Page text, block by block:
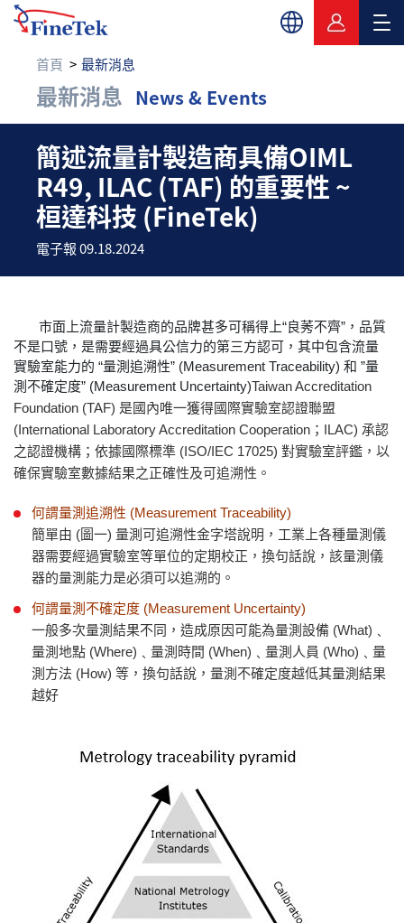
首頁 最新消息
最新消息 News & Events
簡述流量計製造商具
簡述流量計製造商具備OIML
R49, ILAC (TAF) 的重要性 ~
桓達科技 (FineTek)
電子報 09.18.2024
市面上流量計製造商的品牌甚多可稱得上“良莠不齊”，品質
不是口號，是需要經過具公信力的第三方認可，其中包含流量
實驗室能力的 “量測追溯性” (Measurement Traceability) 和 ”量
測不確定度” (Measurement Uncertainty)Taiwan Accreditation
Foundation (TAF) 是國內唯一獲得國際實驗室認證聯盟
(International Laboratory Accreditation Cooperation；ILAC) 承認
之認證機構；依據國際標準 (ISO/IEC 17025) 對實驗室評鑑，以
確保實驗室數據結果之正確性及可追溯性。
何謂量測追溯性 (Measurement Traceability)
簡單由 (圖一) 量測可追溯性金字塔說明，工業上各種量測儀
器需要經過實驗室等單位的定期校正，換句話說，該量測儀
器的量測能力是必須可以追溯的。
何謂量測不確定度 (Measurement Uncertainty)
一般多次量測結果不同，造成原因可能為量測設備 (What)﹑
量測地點 (Where)﹑量測時間 (When)﹑量測人員 (Who)﹑量
測方法 (How) 等，換句話說，量測不確定度越低其量測結果
越好